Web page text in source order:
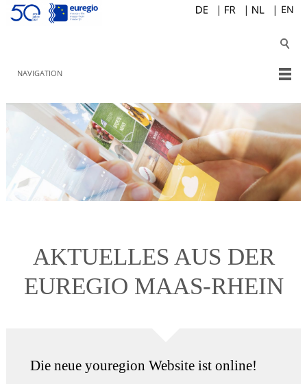
NAVIGATION
AKTUELLES AUS DER
EUREGIO MAAS-RHEIN
Die neue youregion Website ist online!